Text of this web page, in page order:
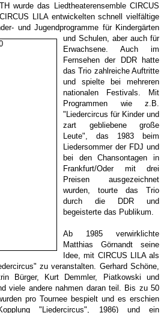
wurde das Liedtheaterensemble CIRCUS
LILA entwickelten schnell vielfältige
und Jugendprogramme für Kindergärten
und Schulen, aber auch für
Erwachsene. Auch im
Fernsehen der DDR hatte
das Trio zahlreiche Auftritte
und spielte bei mehreren
nationalen Festivals. Mit
Programmen wie z.B.
"Liedercircus für Kinder und
zart gebliebene große
Leute", das 1983 beim
Liedersommer der FDJ und
bei den Chansontagen in
Frankfurt/Oder mit drei
Preisen ausgezeichnet
wurden, tourte das Trio
durch die DDR und
begeisterte das Publikum.
Ab 1985 verwirklichte
Matthias Görnandt seine
Idee, mit CIRCUS LILA als
zu veranstalten. Gerhard Schöne,
Bürger, Kurt Demmler, Piatkowski und
viele andere nahmen daran teil. Bis zu 50
pro Tournee bespielt und es erschien
"Liedercircus", 1986) und ein